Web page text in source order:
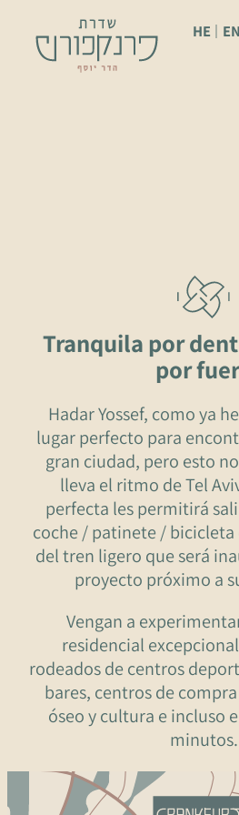
HE EN
Tranquila por
por
Hadar Yossef, como ya
lugar perfecto para
gran ciudad, pero esto
lleva el ritmo de Tel
perfecta les permitirá
coche / patinete / bicicleta
del tren ligero que será
proyecto próximo a
Vengan a
residencial
rodeados de centros
bares, centros de
óseo y cultura e incluso
minutos.